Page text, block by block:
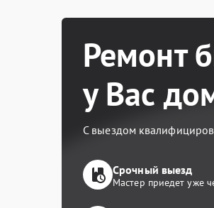
Ремонт
у Вас
С выездом
Срочный выезд
Мастер приедет уже